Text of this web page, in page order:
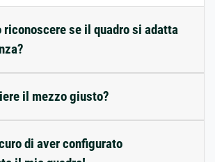
riconoscere se il quadro si adatta
il mezzo giusto?
di aver configurato